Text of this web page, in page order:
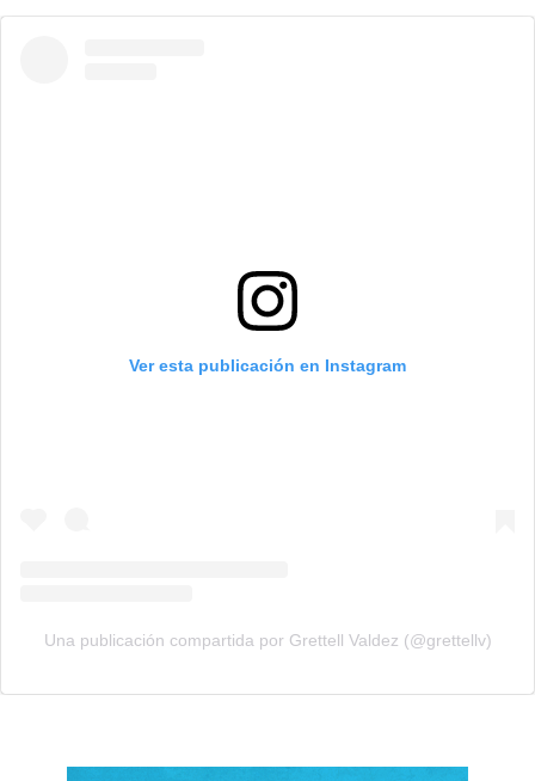
Ver esta publicación en Instagram
Una publicación compartida por Grettell Valdez (@grettellv)